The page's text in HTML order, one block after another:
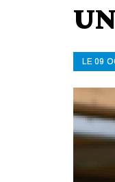
LE 09